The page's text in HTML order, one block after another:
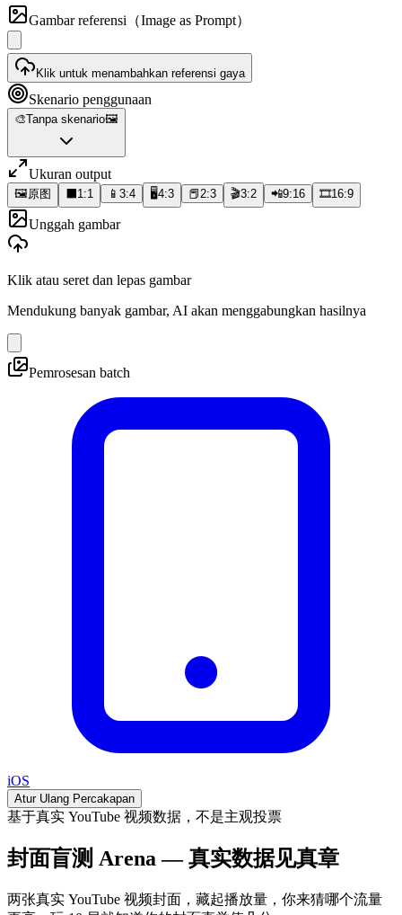
Gambar referensi （Image as Prompt）
Klik untuk menambahkan referensi gaya
Skenario penggunaan
🎨Tanpa skenario🖼️
Ukuran output
🖼️ 原图 ⬛1:1 📱 3:4 🖥️4:3 📕 2:3 🎬3:2 📲9:16 🎞️16:9
Unggah gambar
Klik atau seret dan lepas gambar
Mendukung banyak gambar, AI akan menggabungkan hasilnya
Pemrosesan batch
iOS
Atur Ulang Percakapan
基于真实 YouTube 视频数据，不是主观投票
封面盲测 Arena — 真实数据见真章
两张真实 YouTube 视频封面，藏起播放量，你来猜哪个流量